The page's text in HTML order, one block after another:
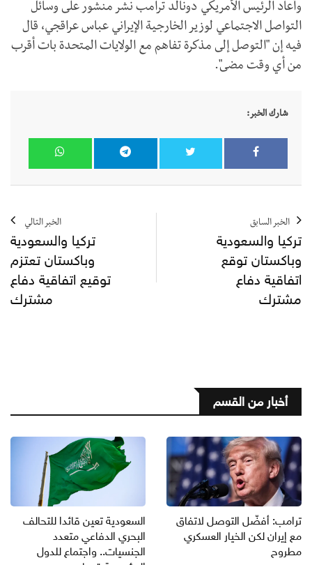
وأعاد ⁠الرئيس ‌الأمريكي دونالد ​ترامب نشر منشور ⁠على وسائل
التواصل ​الاجتماعي لوزير الخارجية الإيراني عباس ⁠عراقجي، ​قال ​
فيه إن ‌"التوصل إلى ​مذكرة ⁠تفاهم مع الولايات ​المتحدة ⁠بات ‌أقرب
من أي ‌وقت مضى".
شارك الخبر:
الخبر السابق
تركيا والسعودية
وباكستان توقع
اتفاقية دفاع
مشترك
الخبر التالي
تركيا والسعودية
وباكستان تعتزم
توقيع اتفاقية دفاع
مشترك
أخبار من القسم
ترامب: أفضّل التوصل لاتفاق
مع إيران لكن الخيار العسكري
مطروح
السعودية تعين قائدا للتحالف
البحري الدفاعي متعدد
الجنسيات.. واجتماع للدول